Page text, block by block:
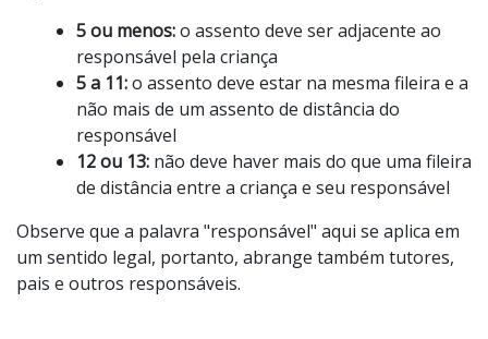
5 ou menos:o assento deve ser adjacente ao
responsável pela criança
5 a 11:o assento deve estar na mesma fileira e a
não mais de um assento de distância do
responsável
12 ou 13: não deve haver mais do que uma fileira
de distância entre a criança e seu responsável
Observe que a palavra "responsável" aqui se aplica em
um sentido legal, portanto, abrange também tutores,
pais e outros responsáveis.